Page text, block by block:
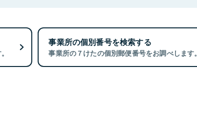
事業所の個別番号を検索する
事業所の７けたの個別郵便番号をお調べします。